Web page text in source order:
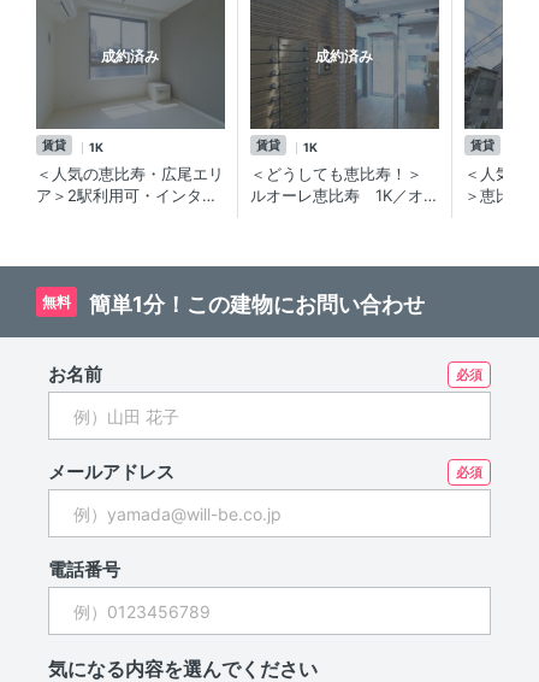
成約済み
賃貸 1K
＜人気の恵比寿・広尾エリ
ア＞2駅利用可・インター
成約済み
賃貸 1K
＜どうしても恵比寿！＞
ルオーレ恵比寿 1K／オ
賃貸
＜人気の
＞恵比寿
無料 簡単1分！この建物にお問い合わせ
お名前
メールアドレス
電話番号
気になる内容を選んでください